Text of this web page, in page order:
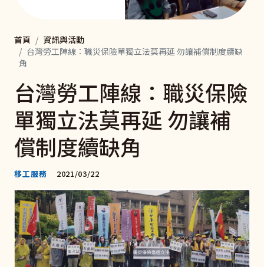
首頁
資訊與活動
台灣勞工陣線：職災保險單獨立法莫再延 勿讓補償制度續缺
角
台灣勞工陣線：職災保險
單獨立法莫再延 勿讓補
償制度續缺角
移工服務 2021/03/22